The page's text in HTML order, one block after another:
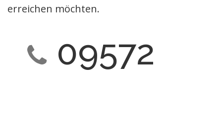
erreichen möchten.
09572